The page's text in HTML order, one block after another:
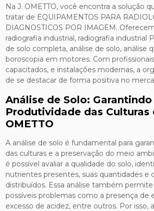
Na J. OMETTO, você encontra a solução
tratar de EQUIPAMENTOS PARA
DIAGNOSTICOS POR IMAGEM.
radiografia industrial, radiografia industrial
de solo completa, análise de solo, análise
boroscopia em motores. Com
capacitados, e instalações modernas, a
de se destacar de forma positiva no
Análise de Solo: Garantindo
Produtividade das Culturas
OMETTO
A análise de solo é fundamental para
das culturas e a preservação do meio
é possível avaliar a qualidade do solo,
nutrientes presentes, suas quantidades e
distribuídos. Essa análise também
possíveis problemas como a presença de
excesso de acidez, entre outros. Por isso,